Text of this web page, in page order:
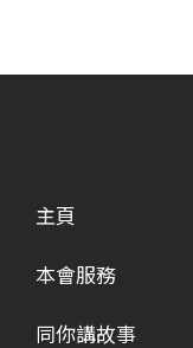
主頁
本會服務
同你講故事